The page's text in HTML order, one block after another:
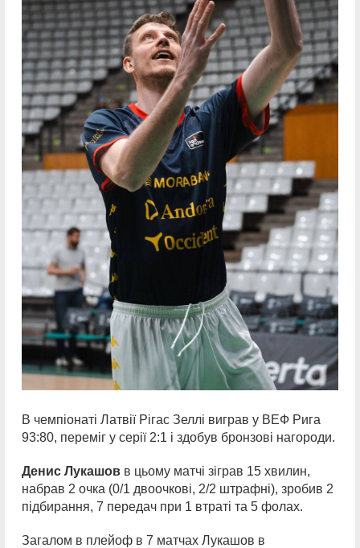
В чемпіонаті Латвії Рігас Зеллі виграв у ВЕФ Рига
93:80, переміг у серії 2:1 і здобув бронзові нагороди.
Денис Лукашов в цьому матчі зіграв 15 хвилин,
набрав 2 очка (0/1 двоочкові, 2/2 штрафні), зробив 2
підбирання, 7 передач при 1 втраті та 5 фолах.
Загалом в плейоф в 7 матчах Лукашов в